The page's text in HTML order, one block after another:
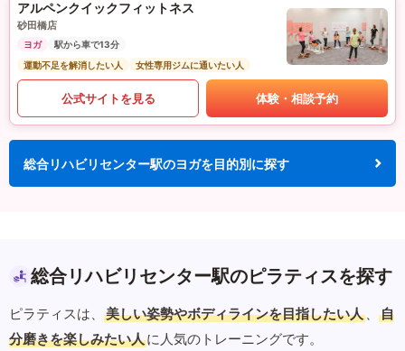
アルペンクイックフィットネス
砂田橋店
ヨガ
駅から車で13分
運動不足を解消したい人
女性専用ジムに通いたい人
公式サイトを見る 体験・相談予約
総合リハビリセンター駅のヨガを目的別に探す
総合リハビリセンター駅のピラティスを探す
ピラティスは、 美しい姿勢やボディラインを目指したい人 、
自
分磨きを楽しみたい人に人気のトレーニングです。